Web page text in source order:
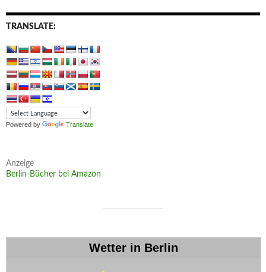
TRANSLATE:
Powered by Translate
Anzeige
Berlin-Bücher bei Amazon
Wetter in Berlin